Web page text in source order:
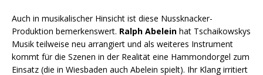
Auch in musikalischer Hinsicht ist diese Nussknacker-
Produktion bemerkenswert. Ralph Abelein hat Tschaikowskys
Musik teilweise neu arrangiert und als weiteres Instrument
kommt für die Szenen in der Realität eine Hammondorgel zum
Einsatz (die in Wiesbaden auch Abelein spielt). Ihr Klang irritiert